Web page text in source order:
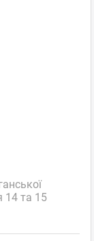
14 та 15